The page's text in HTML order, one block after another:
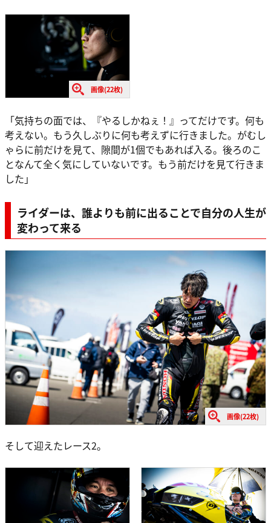
画像(22枚)
「気持ちの面では、『やるしかねぇ！』ってだけです。何も
考えない。もう久しぶりに何も考えずに行きました。がむし
ゃらに前だけを見て、隙間が1個でもあれば入る。後ろのこ
となんて全く気にしていないです。もう前だけを見て行きま
した」
ライダーは、誰よりも前に出ることで自分の人生が
変わって来る
画像(22枚)
そして迎えたレース2。